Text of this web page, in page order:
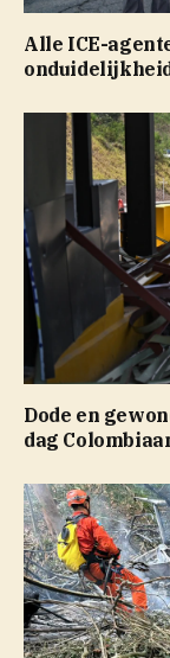
Alle ICE-
Dode en
dag